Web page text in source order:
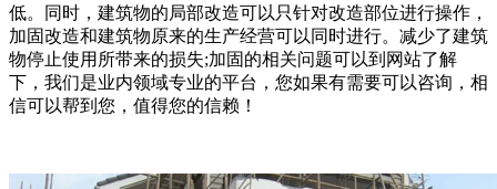
低。同时，建筑物的局部改造可以只针对改造部位进行操作，
加固改造和建筑物原来的生产经营可以同时进行。减少了建筑
物停止使用所带来的损失;加固的相关问题可以到网站了解
下，我们是业内领域专业的平台，您如果有需要可以咨询，相
信可以帮到您，值得您的信赖！